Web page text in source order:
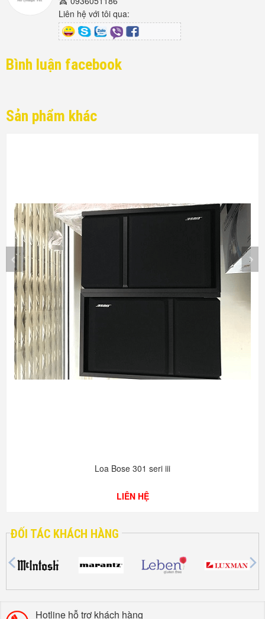
Liên hệ với tôi qua:
Bình luận facebook
Sản phẩm khác
Loa Bose 301 seri iii
LIÊN HỆ
ĐỐI TÁC KHÁCH HÀNG
Hotline hỗ trợ khách hàng